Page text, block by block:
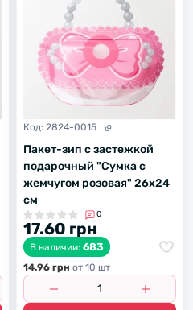
Код: 2824-0015
Пакет-зип с застежкой
подарочный "Сумка с
жемчугом розовая" 26х24
см
0
17.60 грн
В наличии: 683
14.96 грн от 10 шт